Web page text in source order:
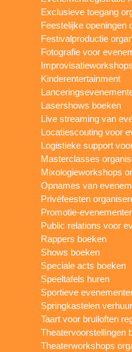
Exclusieve toegang
Feestelijke openingen
Festivalproductie
Fotografie voor
Kinderentertainment
Lasershows boeken
Live streaming van
Locatiescouting voor
Logistieke support
Masterclasses
Mixologieworkshops
Opnames van
Privéfeesten
Promotie-
Public relations voor
Rappers boeken
Shows boeken
Speciale acts boeken
Speeltafels huren
Sportieve
Springkastelen verhuur
Taart voor bruiloften
Theatervoorstellingen
Theaterworkshops